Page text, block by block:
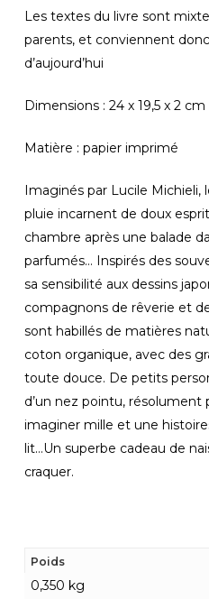
Les textes du livre sont
parents, et conviennent
d’aujourd’hui
Dimensions : 24 x 19,5 x 2 cm
Matière : papier imprimé
Imaginés par Lucile Michieli,
pluie incarnent de doux
chambre après une balade
parfumés… Inspirés des
sa sensibilité aux dessins
compagnons de rêverie et
sont habillés de matières
coton organique, avec des
toute douce. De petits
d’un nez pointu, résolument
imaginer mille et une
lit…Un superbe cadeau de
craquer.
Poids
0,350 kg